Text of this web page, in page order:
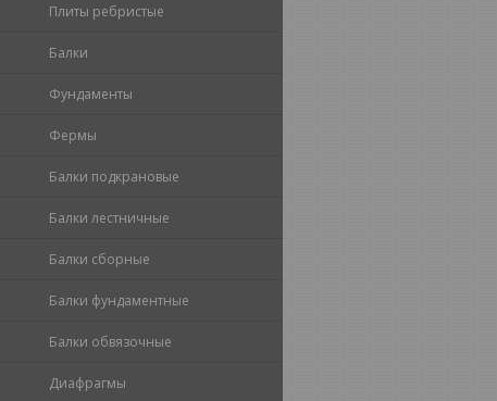
Плиты ребристые
Балки
Фундаменты
Фермы
Балки подкрановые
Балки лестничные
Балки сборные
Балки фундаментные
Балки обвязочные
Диафрагмы